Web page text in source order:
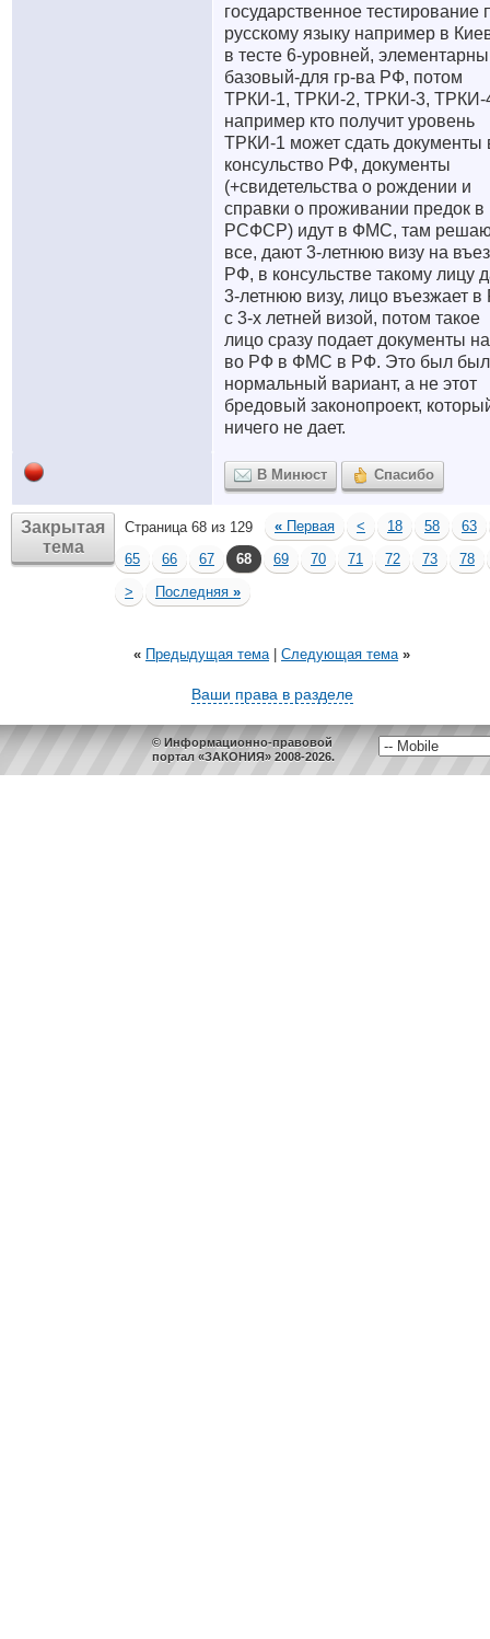
государственное тестирование
русскому языку например в
в тесте 6-уровней,
базовый-для гр-ва РФ, потом
ТРКИ-1, ТРКИ-2, ТРКИ-3, ТРКИ-
например кто получит уровень
ТРКИ-1 может сдать документы
консульство РФ, документы
(+свидетельства о рождении и
справки о проживании предок в
РСФСР) идут в ФМС, там
все, дают 3-летнюю визу на
РФ, в консульстве такому лицу
3-летнюю визу, лицо въезжает
с 3-х летней визой, потом такое
лицо сразу подает документы
во РФ в ФМС в РФ. Это был был
нормальный вариант, а не этот
бредовый законопроект,
ничего не дает.
В Минюст Спасибо
Закрытая
тема
Страница 68 из 129 « Первая < 18 58
63
65
66 67 68 69 70 71 72 73
78
>
Последняя »
« Предыдущая тема| Следующая тема »
Ваши права в разделе
© Информационно-правовой
портал «ЗАКОНИЯ» 2008-2026.